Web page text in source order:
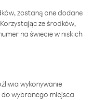
zostaną one dodane
ze środków,
na świecie w niskich
wykonywanie
wybranego miejsca